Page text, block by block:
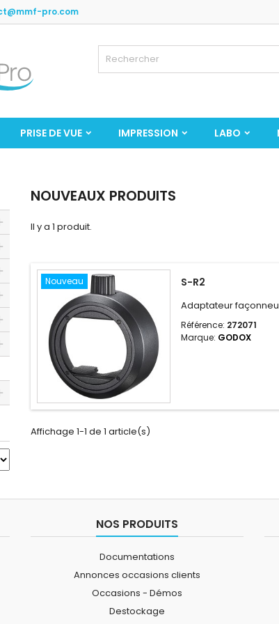
pro.com
PRISE DE VUE IMPRESSION LABO
NOUVEAUX PRODUITS
Il y a 1 produit.
Nouveau S-R2
Adaptateur
Référence: 272071
Marque: GODOX
Affichage 1-1 de 1 article(s)
NOS PRODUITS
Documentations
Annonces occasions clients
Occasions - Démos
Destockage